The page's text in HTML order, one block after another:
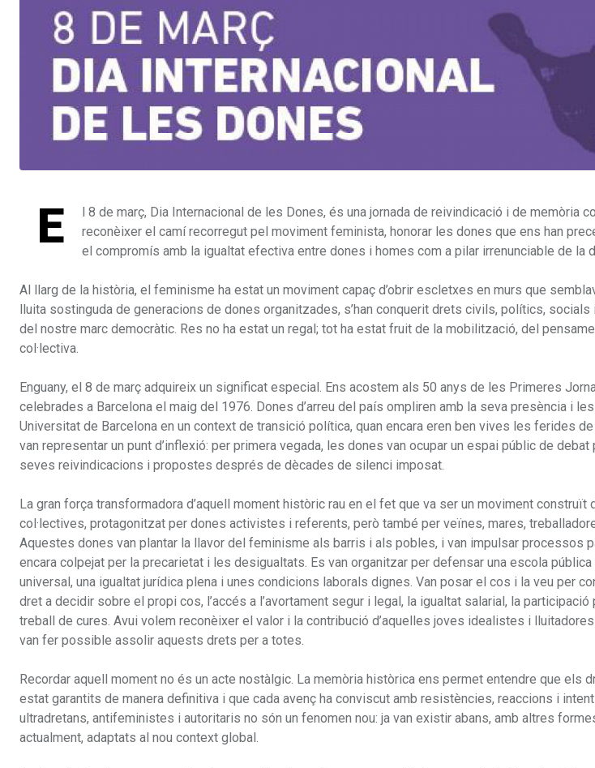
E
l 8 de març, Dia Internacional de les Dones, és una jornada de reivindicació i de memòria
reconèixer el camí recorregut pel moviment feminista, honorar les dones que ens han
el compromís amb la igualtat efectiva entre dones i homes com a pilar irrenunciable de la
Al llarg de la història, el feminisme ha estat un moviment capaç d’obrir escletxes en murs que
lluita sostinguda de generacions de dones organitzades, s’han conquerit drets civils, polítics,
del nostre marc democràtic. Res no ha estat un regal; tot ha estat fruit de la mobilització, del
col·lectiva.
Enguany, el 8 de març adquireix un significat especial. Ens acostem als 50 anys de les Primeres
celebrades a Barcelona el maig del 1976. Dones d’arreu del país ompliren amb la seva presència i
Universitat de Barcelona en un context de transició política, quan encara eren ben vives les ferides
van representar un punt d’inflexió: per primera vegada, les dones van ocupar un espai públic de
seves reivindicacions i propostes després de dècades de silenci imposat.
La gran força transformadora d’aquell moment històric rau en el fet que va ser un moviment
col·lectives, protagonitzat per dones activistes i referents, però també per veïnes, mares,
Aquestes dones van plantar la llavor del feminisme als barris i als pobles, i van impulsar processos
encara colpejat per la precarietat i les desigualtats. Es van organitzar per defensar una escola
universal, una igualtat jurídica plena i unes condicions laborals dignes. Van posar el cos i la veu per
dret a decidir sobre el propi cos, l’accés a l’avortament segur i legal, la igualtat salarial, la
treball de cures. Avui volem reconèixer el valor i la contribució d’aquelles joves idealistes i
van fer possible assolir aquests drets per a totes.
Recordar aquell moment no és un acte nostàlgic. La memòria històrica ens permet entendre que els
estat garantits de manera definitiva i que cada avenç ha conviscut amb resistències, reaccions i
ultradretans, antifeministes i autoritaris no són un fenomen nou: ja van existir abans, amb altres
actualment, adaptats al nou context global.